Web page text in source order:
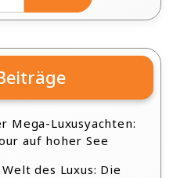
Mega-Luxusyachten:
auf hoher See
des Luxus: Die